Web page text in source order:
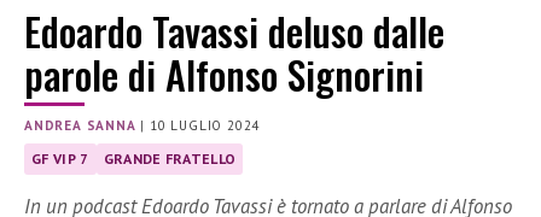
Edoardo Tavassi deluso dalle
parole di Alfonso Signorini
ANDREA SANNA | 10 LUGLIO 2024
GF VIP 7 GRANDE FRATELLO
In un podcast Edoardo Tavassi è tornato a parlare di Alfonso